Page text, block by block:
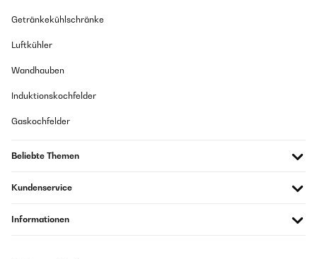
Getränkekühlschränke
Luftkühler
Wandhauben
Induktionskochfelder
Gaskochfelder
Beliebte Themen
Kundenservice
Informationen